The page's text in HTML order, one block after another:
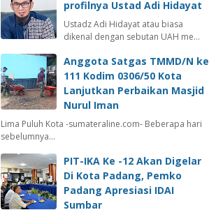
profilnya Ustad Adi Hidayat
Ustadz Adi Hidayat atau biasa
dikenal dengan sebutan UAH me…
Anggota Satgas TMMD/N ke
111 Kodim 0306/50 Kota
Lanjutkan Perbaikan Masjid
Nurul Iman
Lima Puluh Kota -sumateraline.com- Beberapa hari
sebelumnya…
PIT-IKA Ke -12 Akan Digelar
Di Kota Padang, Pemko
Padang Apresiasi IDAI
Sumbar